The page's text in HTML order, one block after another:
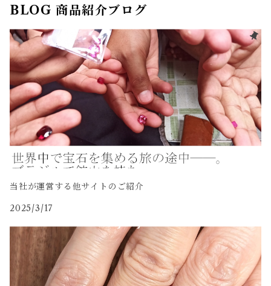
BLOG 商品紹介ブログ
当社が運営する他サイトのご紹介
2025/3/17